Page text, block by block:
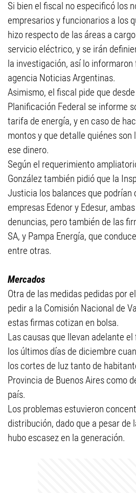
Si bien el fiscal no especificó los
empresarios y funcionarios a los
hizo respecto de las áreas a
servicio eléctrico, y se irán
la investigación, así lo
agencia Noticias Argentinas.
Asimismo, el fiscal pide que
Planificación Federal se informe
tarifa de energía, y en caso de
montos y que detalle quiénes
ese dinero.
Según el requerimiento
González también pidió que la
Justicia los balances que podrían
empresas Edenor y Edesur,
denuncias, pero también de las
SA, y Pampa Energía, que
entre otras.
Mercados
Otra de las medidas pedidas por
pedir a la Comisión Nacional de
estas firmas cotizan en bolsa.
Las causas que llevan adelante
los últimos días de diciembre
los cortes de luz tanto de
Provincia de Buenos Aires como
país.
Los problemas estuvieron
distribución, dado que a pesar de
hubo escasez en la generación.